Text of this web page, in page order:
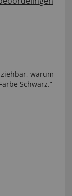
warum
Schwarz.”